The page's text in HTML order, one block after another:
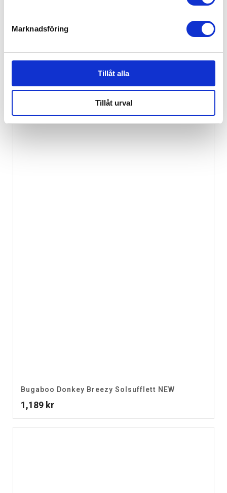
Marknadsföring
Tillåt alla
Tillåt urval
RELATERADE PRODUKTER
Bugaboo Donkey Breezy Solsufflett NEW
1,189 kr